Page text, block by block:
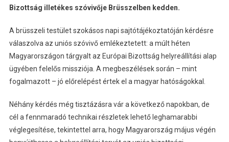
Bizottság illetékes szóvivője Brüsszelben kedden.
A brüsszeli testület szokásos napi sajtótájékoztatóján kérdésre
válaszolva az uniós szóvivő emlékeztetett: a múlt héten
Magyarországon tárgyalt az Európai Bizottság helyreállítási alap
ügyében felelős missziója. A megbeszélések során – mint
fogalmazott – jó előrelépést értek el a magyar hatóságokkal.
Néhány kérdés még tisztázásra vár a következő napokban, de
cél a fennmaradó technikai részletek lehető leghamarabbi
véglegesítése, tekintettel arra, hogy Magyarország május végén